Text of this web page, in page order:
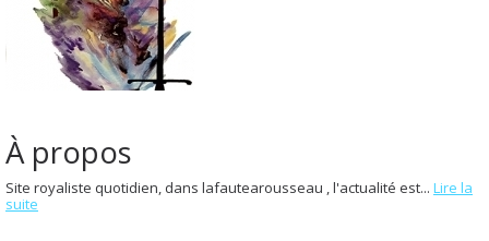
À propos
Site royaliste quotidien, dans lafautearousseau , l'actualité est... Lire la
suite